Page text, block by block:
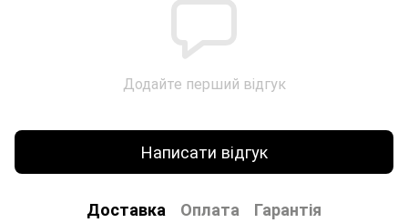
Додайте перший відгук
Написати відгук
Доставка Оплата Гарантія